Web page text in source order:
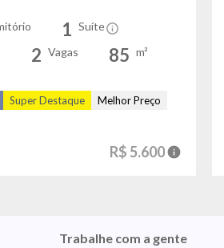
1 Suíte
2 Vagas 85 m²
Super Destaque Melhor Preço
R$ 5.600
Trabalhe com a gente